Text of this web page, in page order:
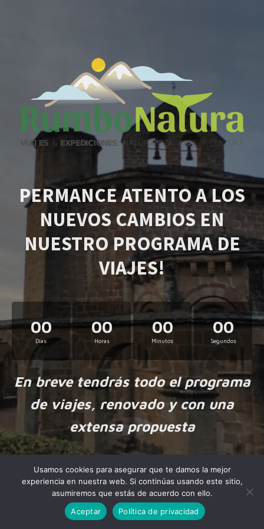
PERMANCE ATENTO A LOS
NUEVOS CAMBIOS EN
NUESTRO PROGRAMA DE
VIAJES!
00
Días
00
Horas
00
Minutos
00
Segundos
En breve tendrás todo el programa
de viajes, renovado y con una
extensa propuesta
Made byNiteoThemeswith love.
Usamos cookies para asegurar que te damos la mejor
experiencia en nuestra web. Si continúas usando este sitio,
asumiremos que estás de acuerdo con ello.
Aceptar
Política de privacidad